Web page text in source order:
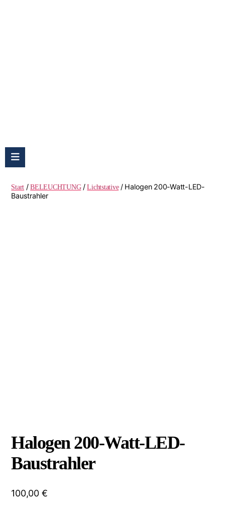
Start /BELEUCHTUNG/Lichtstative/ Halogen 200-Watt-LED-
Baustrahler
Halogen 200-Watt-LED-
Baustrahler
100,00 €